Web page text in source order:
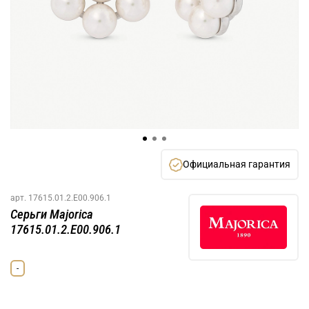
Официальная гарантия
арт. 17615.01.2.E00.906.1
Серьги Majorica
17615.01.2.E00.906.1
-